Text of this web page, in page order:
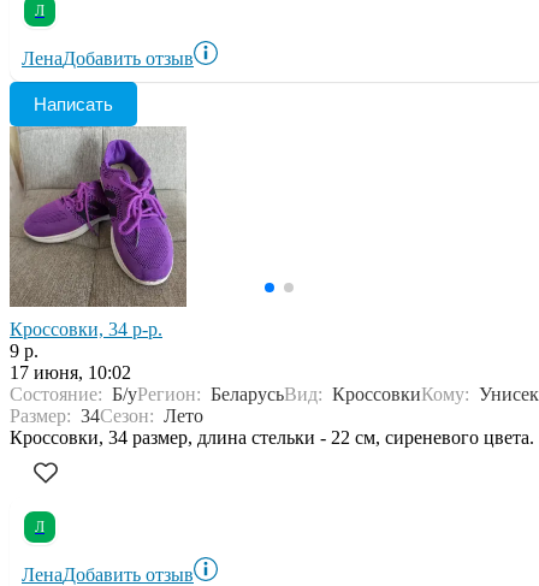
Л
ЛенаДобавить отзыв
Написать
Кроссовки, 34 р-р.
9 р.
17 июня, 10:02
Состояние: Б/уРегион: БеларусьВид: КроссовкиКому:
Размер: 34Сезон: Лето
Кроссовки, 34 размер, длина стельки - 22 см, сиреневого цвета.
Л
ЛенаДобавить отзыв